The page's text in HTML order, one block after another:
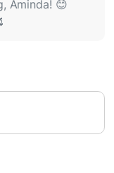
Aminda! 😊